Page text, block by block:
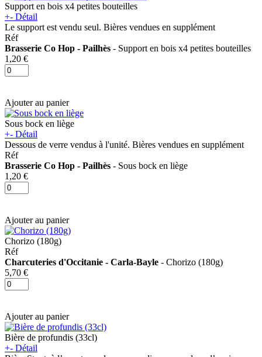
Support en bois x4 petites bouteilles
+- Détail
Le support est vendu seul. Bières vendues en supplément
Réf
Brasserie Co Hop - Pailhès - Support en bois x4 petites bouteilles
1,20 €
Ajouter au panier
Sous bock en liège
+- Détail
Dessous de verre vendus à l'unité. Bières vendues en supplément
Réf
Brasserie Co Hop - Pailhès - Sous bock en liège
1,20 €
Ajouter au panier
Chorizo (180g)
Réf
Charcuteries d'Occitanie - Carla-Bayle - Chorizo (180g)
5,70 €
Ajouter au panier
Bière de profundis (33cl)
+- Détail